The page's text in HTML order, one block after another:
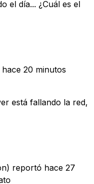
el día... ¿Cuál es el
hace 20 minutos
está fallando la red,
reportó hace 27